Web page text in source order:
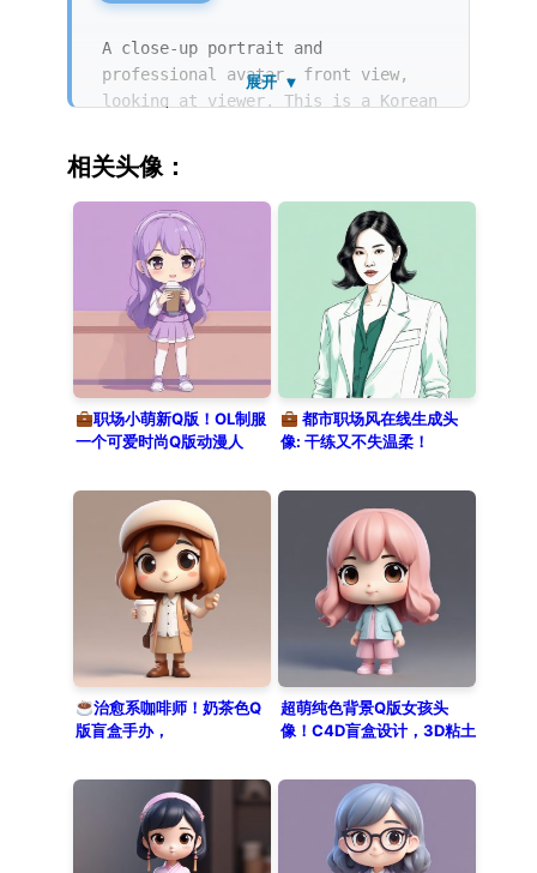
A close-up portrait and
professional avatar, front view,
looking at viewer. This is a Korean
minimalist, hand-drawn style
featuring rough sketch and delicate
line art. It utilizes watercolor
and marker textures with low
saturation and professional pastel
colors. The subject is an elegant
woman in a dark blue tailored suit
on a simple, solid color
background, creating a stylish,
aesthetic, and professional mood.
展开 ▼
相关头像：
职场小萌新Q版！OL制服
一个可爱时尚Q版动漫人
必备头像公式
都市职场风在线生成头
像: 干练又不失温柔！
治愈系咖啡师！奶茶色Q
版盲盒手办，
享！
超萌纯色背景Q版女孩头
像！C4D盲盒设计，3D粘土